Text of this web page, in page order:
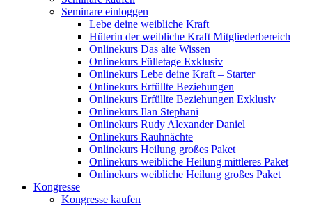
Seminare einloggen
Lebe deine weibliche Kraft
Hüterin der weibliche Kraft Mitgliederbereich
Onlinekurs Das alte Wissen
Onlinekurs Fülletage Exklusiv
Onlinekurs Lebe deine Kraft – Starter
Onlinekurs Erfüllte Beziehungen
Onlinekurs Erfüllte Beziehungen Exklusiv
Onlinekurs Ilan Stephani
Onlinekurs Rudy Alexander Daniel
Onlinekurs Rauhnächte
Onlinekurs Heilung großes Paket
Onlinekurs weibliche Heilung mittleres Paket
Onlinekurs weibliche Heilung großes Paket
Kongresse
Kongresse kaufen